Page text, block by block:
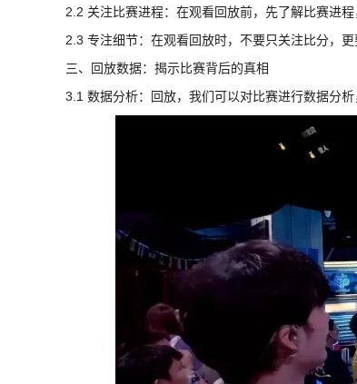
2.2 关注比赛进程：在观看回放前，先了解比赛进
2.3 专注细节：在观看回放时，不要只关注比分，
三、回放数据：揭示比赛背后的真相
3.1 数据分析：回放，我们可以对比赛进行数据分析